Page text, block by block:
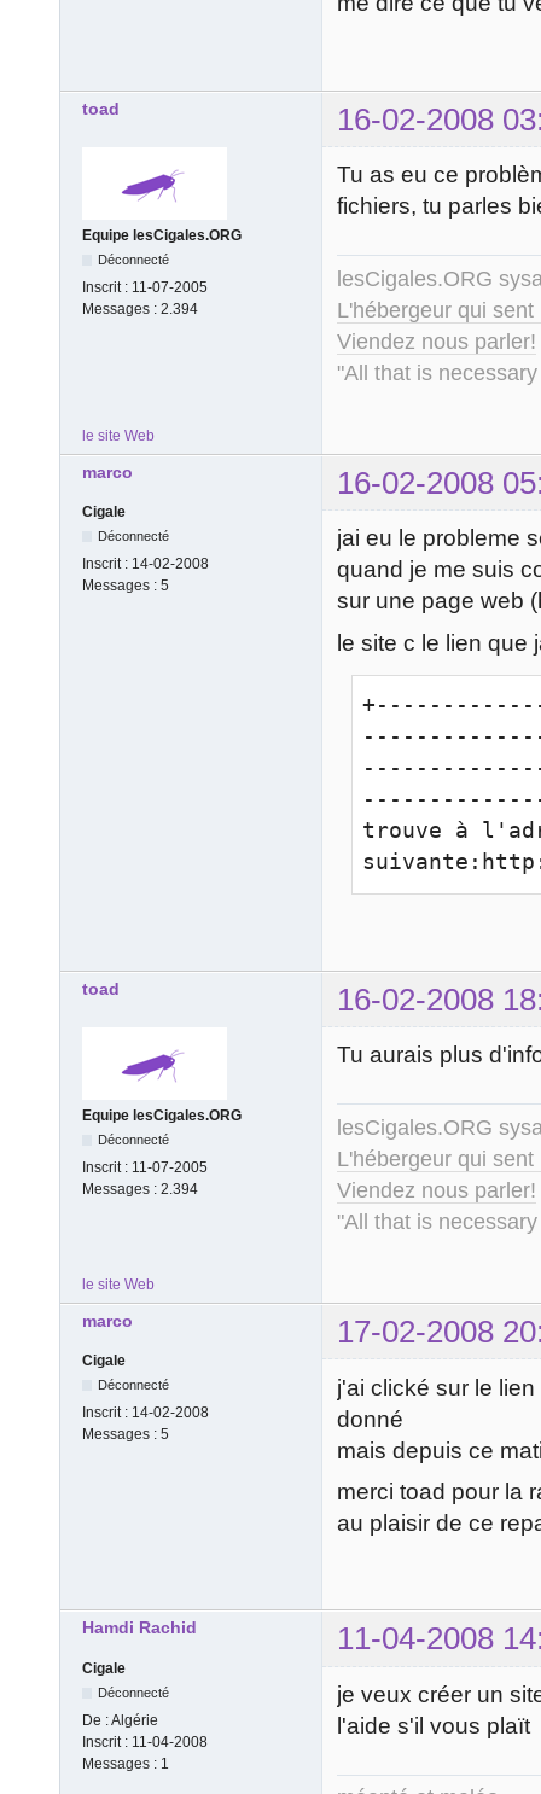
toad 16-02-2008
Equipe lesCigales.ORG
Déconnecté
Inscrit : 11-07-2005
Messages : 2.394
Tu as eu ce
fichiers, tu parles
lesCigales.ORG
L'hébergeur qui
Viendez nous parler!
"All that is
le site Web
marco 16-02-2008
Cigale
Déconnecté
Inscrit : 14-02-2008
Messages : 5
jai eu le probleme
quand je me suis
sur une page web
le site c le lien que
trouve à
toad 16-02-2008
Equipe lesCigales.ORG
Déconnecté
Inscrit : 11-07-2005
Messages : 2.394
Tu aurais plus
lesCigales.ORG
L'hébergeur qui
Viendez nous parler!
"All that is
le site Web
marco 17-02-2008
Cigale
Déconnecté
Inscrit : 14-02-2008
Messages : 5
j'ai clické sur le
donné
mais depuis ce
merci toad pour la
au plaisir de ce
Hamdi Rachid 11-04-2008
Cigale
Déconnecté
De :Algérie
Inscrit : 11-04-2008
Messages : 1
je veux créer un
l'aide s'il vous plaït